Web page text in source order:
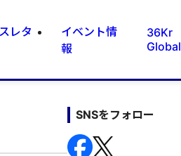
レタ
イベント情
報
36Kr
Global
SNSをフォロー